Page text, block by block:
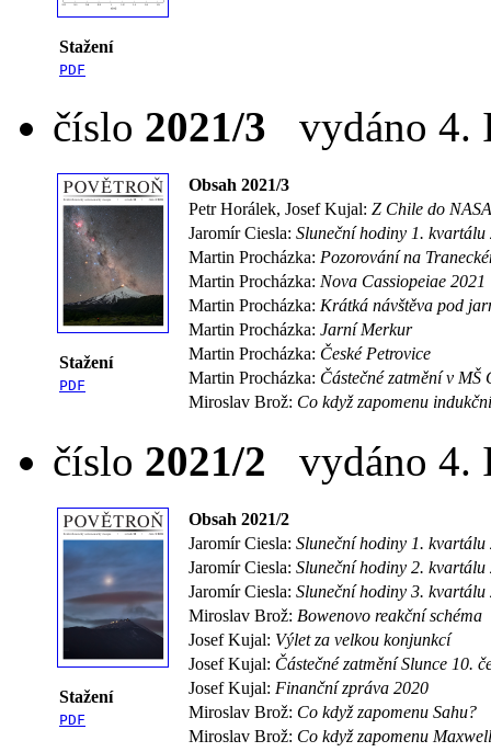
Stažení
PDF
číslo 2021/3 vydáno 4.
Stažení
PDF
Obsah 2021/3
Petr Horálek, Josef Kujal: Z Chile do
Jaromír Ciesla: Sluneční hodiny 1. kvartálu
Martin Procházka: Pozorování na
Martin Procházka: Nova Cassiopeiae 2021
Martin Procházka: Krátká návštěva pod
Martin Procházka: Jarní Merkur
Martin Procházka: České Petrovice
Martin Procházka: Částečné zatmění v MŠ
Miroslav Brož: Co když zapomenu
číslo 2021/2 vydáno 4.
Stažení
PDF
Obsah 2021/2
Jaromír Ciesla: Sluneční hodiny 1. kvartálu
Jaromír Ciesla: Sluneční hodiny 2. kvartálu
Jaromír Ciesla: Sluneční hodiny 3. kvartálu
Miroslav Brož: Bowenovo reakční schéma
Josef Kujal: Výlet za velkou konjunkcí
Josef Kujal: Částečné zatmění Slunce 10.
Josef Kujal: Finanční zpráva 2020
Miroslav Brož: Co když zapomenu Sahu?
Miroslav Brož: Co když zapomenu